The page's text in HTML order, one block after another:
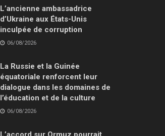
L’ancienne ambassadrice
d’Ukraine aux États-Unis
inculpée de corruption
06/08/2026
La Russie et la Guinée
équatoriale renforcent leur
dialogue dans les domaines de
l’éducation et de la culture
06/08/2026